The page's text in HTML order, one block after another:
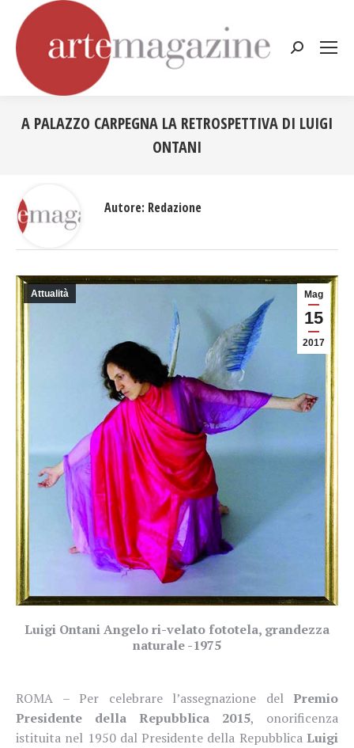
Cerca:
A PALAZZO CARPEGNA LA RETROSPETTIVA DI LUIGI
ONTANI
Mag
15
2017
Attualità
Luigi Ontani Angelo ri-velato fototela, grandezza
naturale -1975
ROMA – Per celebrare l’assegnazione del Premio
Presidente della Repubblica 2015, onorificenza
istituita nel 1950 dal Presidente della RepubblicaLuigi
Autore: Redazione